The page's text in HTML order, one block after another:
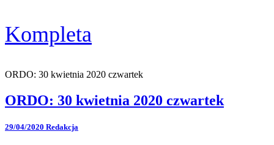
Kompleta
ORDO: 30 kwietnia 2020 czwartek
ORDO: 30 kwietnia 2020 czwartek
29/04/2020 Redakcja